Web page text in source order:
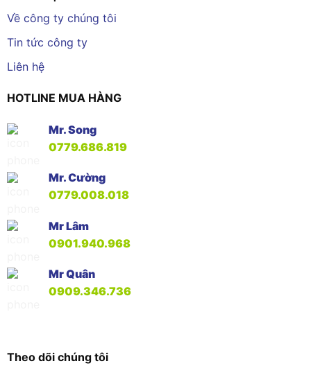
Về công ty chúng tôi
Tin tức công ty
Liên hệ
HOTLINE MUA HÀNG
Mr. Song
0779.686.819
Mr. Cường
0779.008.018
Mr Lâm
0901.940.968
Mr Quân
0909.346.736
Theo dõi chúng tôi